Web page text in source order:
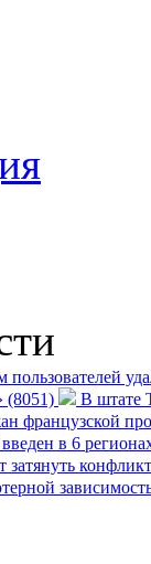
пользователей
(8051)
В штате
французской
в 6